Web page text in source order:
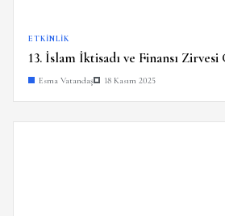
ETKINLIK
13. İslam İktisadı ve Finansı
Esma Vatandaş 18 Kasım 2025